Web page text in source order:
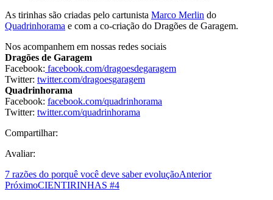
As tirinhas são criadas pelo cartunista Marco Merlin do
Quadrinhorama e com a co-criação do Dragões de Garagem.
Nos acompanhem em nossas redes sociais
Dragões de Garagem
Facebook: facebook.com/dragoesdegaragem
Twitter: twitter.com/dragoesgaragem
Quadrinhorama
Facebook: facebook.com/quadrinhorama
Twitter: twitter.com/quadrinhorama
Compartilhar:
Avaliar:
7 razões do porquê você deve saber evoluçãoAnterior
PróximoCIENTIRINHAS #4